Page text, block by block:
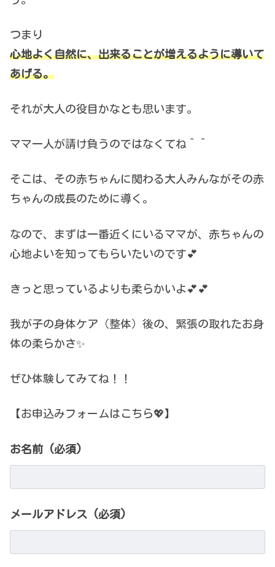
つまり
心地よく自然に、出来ることが増えるように導いて
あげる。
それが大人の役目かなとも思います。
ママ一人が請け負うのではなくてね＾＾
そこは、その赤ちゃんに関わる大人みんながその赤
ちゃんの成長のために導く。
なので、まずは一番近くにいるママが、赤ちゃんの
心地よいを知ってもらいたいのです💕
きっと思っているよりも柔らかいよ💕💕
我が子の身体ケア（整体）後の、緊張の取れたお身
体の柔らかさ✨
ぜひ体験してみてね！！
【お申込みフォームはこちら💖】
お名前 (必須)
メールアドレス (必須)